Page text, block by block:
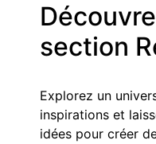
section
Explorez un
inspirations et
idées pour créer